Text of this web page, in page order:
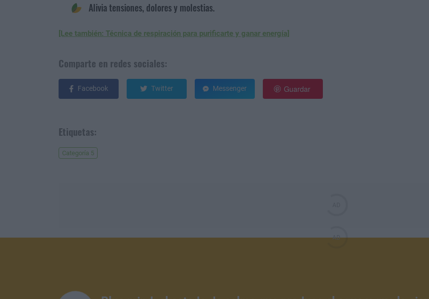
Alivia tensiones, dolores y molestias.
[Lee también: Técnica de respiración para purificarte y ganar energía]
Comparte en redes sociales:
Facebook Twitter Messenger Guardar
Etiquetas:
Categoría 5